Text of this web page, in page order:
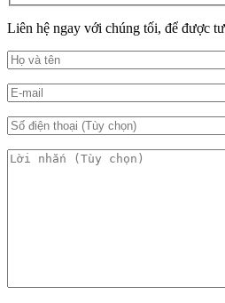
Liên hệ ngay với chúng tối, để được